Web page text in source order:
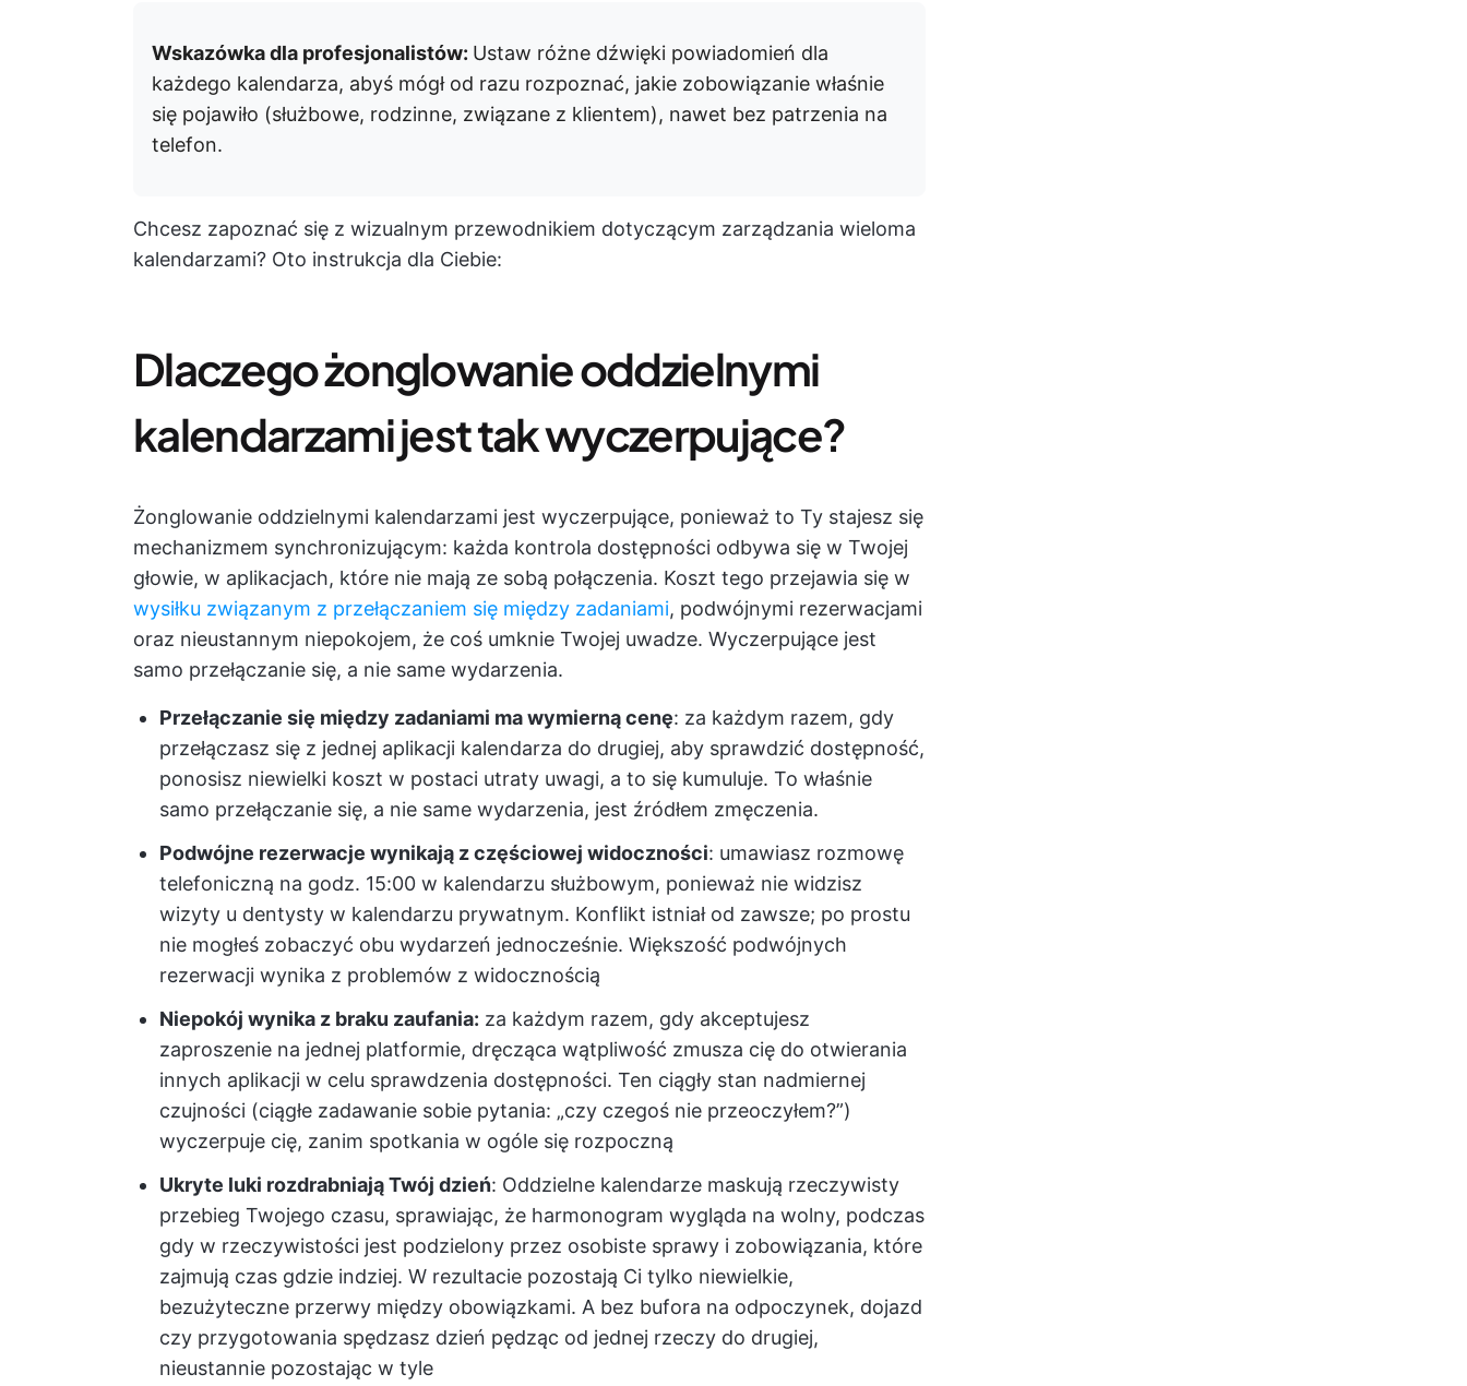
Wskazówka dla profesjonalistów: Ustaw różne dźwięki powiadomień dla
każdego kalendarza, abyś mógł od razu rozpoznać, jakie zobowiązanie właśnie
się pojawiło (służbowe, rodzinne, związane z klientem), nawet bez patrzenia na
telefon.
Chcesz zapoznać się z wizualnym przewodnikiem dotyczącym zarządzania wieloma
kalendarzami? Oto instrukcja dla Ciebie:
Dlaczego żonglowanie oddzielnymi
kalendarzami jest tak wyczerpujące?
Żonglowanie oddzielnymi kalendarzami jest wyczerpujące, ponieważ to Ty stajesz się
mechanizmem synchronizującym: każda kontrola dostępności odbywa się w Twojej
głowie, w aplikacjach, które nie mają ze sobą połączenia. Koszt tego przejawia się w
wysiłku związanym z przełączaniem się między zadaniami, podwójnymi rezerwacjami
oraz nieustannym niepokojem, że coś umknie Twojej uwadze. Wyczerpujące jest
samo przełączanie się, a nie same wydarzenia.
Przełączanie się między zadaniami ma wymierną cenę: za każdym razem, gdy
przełączasz się z jednej aplikacji kalendarza do drugiej, aby sprawdzić dostępność,
ponosisz niewielki koszt w postaci utraty uwagi, a to się kumuluje. To właśnie
samo przełączanie się, a nie same wydarzenia, jest źródłem zmęczenia.
Podwójne rezerwacje wynikają z częściowej widoczności: umawiasz rozmowę
telefoniczną na godz. 15:00 w kalendarzu służbowym, ponieważ nie widzisz
wizyty u dentysty w kalendarzu prywatnym. Konflikt istniał od zawsze; po prostu
nie mogłeś zobaczyć obu wydarzeń jednocześnie. Większość podwójnych
rezerwacji wynika z problemów z widocznością
Niepokój wynika z braku zaufania: za każdym razem, gdy akceptujesz
zaproszenie na jednej platformie, dręcząca wątpliwość zmusza cię do otwierania
innych aplikacji w celu sprawdzenia dostępności. Ten ciągły stan nadmiernej
czujności (ciągłe zadawanie sobie pytania: „czy czegoś nie przeoczyłem?”)
wyczerpuje cię, zanim spotkania w ogóle się rozpoczną
Ukryte luki rozdrabniają Twój dzień: Oddzielne kalendarze maskują rzeczywisty
przebieg Twojego czasu, sprawiając, że harmonogram wygląda na wolny, podczas
gdy w rzeczywistości jest podzielony przez osobiste sprawy i zobowiązania, które
zajmują czas gdzie indziej. W rezultacie pozostają Ci tylko niewielkie,
bezużyteczne przerwy między obowiązkami. A bez bufora na odpoczynek, dojazd
czy przygotowania spędzasz dzień pędząc od jednej rzeczy do drugiej,
nieustannie pozostając w tyle